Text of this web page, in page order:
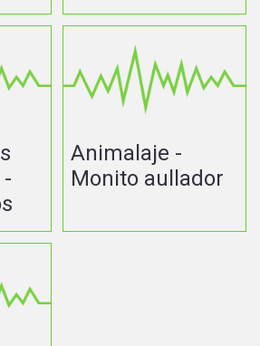
Animalaje -
Monito aullador